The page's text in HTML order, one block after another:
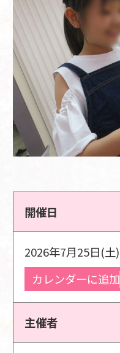
開催日
2026年7月25日(土)
カレンダーに追加
主催者